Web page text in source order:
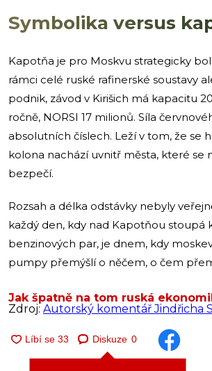
Symbolika versus
Kapotňa je pro Moskvu strategicky
rámci celé ruské rafinerské soustavy
podnik, závod v Kirišich má kapacitu
ročně, NORSI 17 milionů. Síla
absolutních číslech. Leží v tom, že se
kolona nachází uvnitř města, které se
bezpečí.
Rozsah a délka odstávky nebyly
každý den, kdy nad Kapotňou stoupá
benzinových par, je dnem, kdy
pumpy přemýšlí o něčem, o čem
Jak špatně na tom ruská
Zdroj: Autorský komentář Jindřicha
Diskuze 0